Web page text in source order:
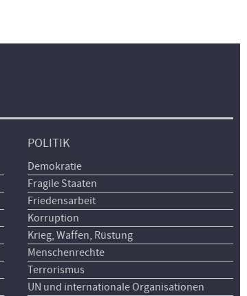
POLITIK
Demokratie
Fragile Staaten
Friedensarbeit
Korruption
Krieg, Waffen, Rüstung
Menschenrechte
Terrorismus
UN und internationale Organisationen